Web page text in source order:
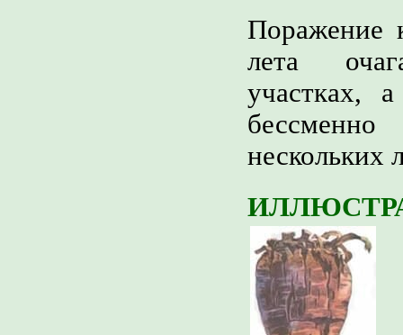
Поражение
лета
участках,
нескольких